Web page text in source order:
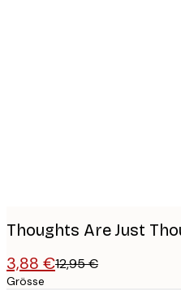
Thoughts Are Just
3,88 €12,95 €
Grösse